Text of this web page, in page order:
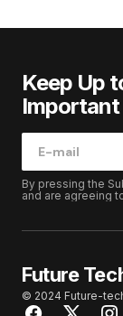
Keep Up
By pressing the
and are agreeing
Future
© 2024 Future-